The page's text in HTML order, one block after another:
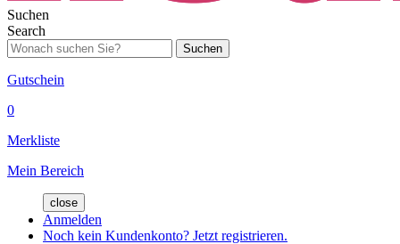
Suchen
Search
Suchen
Gutschein
0
Merkliste
Mein Bereich
close
Anmelden
Noch kein Kundenkonto? Jetzt registrieren.